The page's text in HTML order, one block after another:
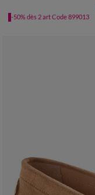
-50% dès 2 art Code 899013